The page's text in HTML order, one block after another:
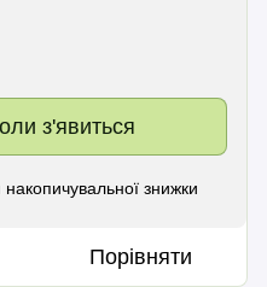
з'явиться
знижки
Порівняти